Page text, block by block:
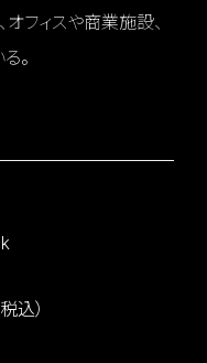
オフィスや商業施設、
。
込）